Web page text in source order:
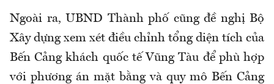
Ngoài ra, UBND Thành phố cũng đề nghị Bộ
Xây dựng xem xét điều chỉnh tổng diện tích của
Bến Cảng khách quốc tế Vũng Tàu để phù hợp
với phương án mặt bằng và quy mô Bến Cảng